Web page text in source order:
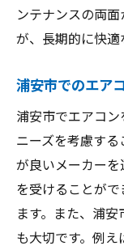
ンテナンスの両
が、長期的に快適
浦安市でのエア
浦安市でエアコ
ニーズを考慮す
が良いメーカー
を受けることが
ます。また、浦
も大切です。例